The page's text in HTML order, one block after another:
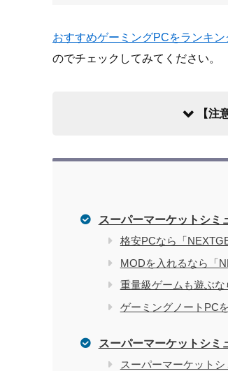
おすすめゲーミングPCをランキ
のでチェックしてみてください。
【注
家電量販店で買う際のデメリッ
関連記事 電気屋や家電量販店
スーパーマーケットシミ
格安PCなら「
MODを入れるなら「
重量級ゲームも遊ぶ
ゲーミングノートPC
スーパーマーケットシミ
スーパーマーケット